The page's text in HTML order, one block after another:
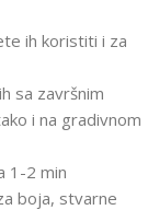
ih koristiti i za
sa završnim
i na gradivnom
1-2 min
boja, stvarne